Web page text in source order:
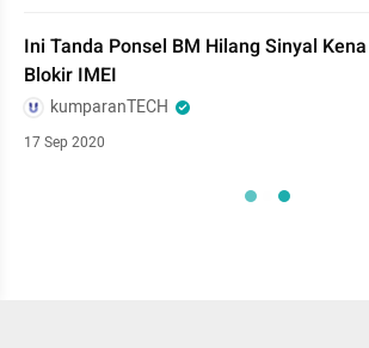
Ini Tanda Ponsel BM Hilang Sinyal Kena
Blokir IMEI
kumparanTECH
17 Sep 2020